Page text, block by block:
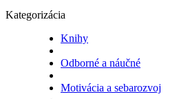
Kategorizácia
Knihy
Odborné a náučné
Motivácia a sebarozvoj